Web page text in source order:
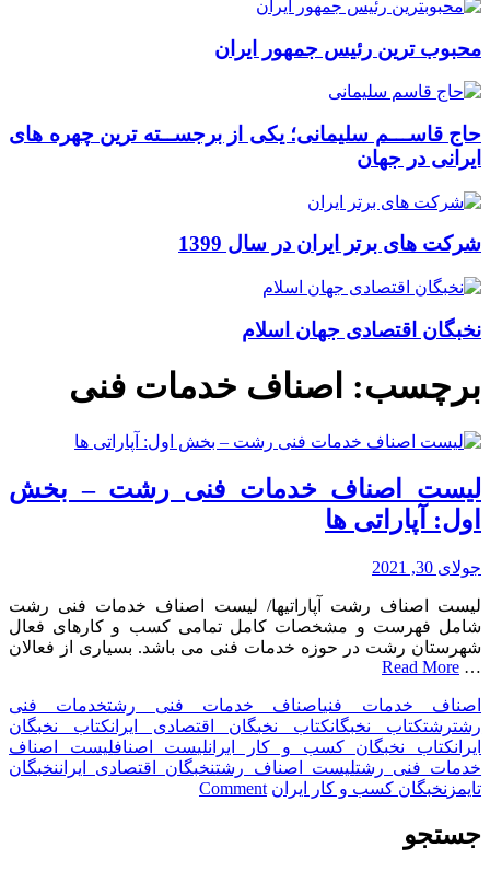
محبوب ترین رئیس جمهور ایران
حاج قاســـم سلیمانی؛ یکی از برجســته ترین چهره های
ایرانی در جهان
شرکت های برتر ایران در سال 1399
نخبگان اقتصادی جهان اسلام
برچسب: اصناف خدمات فنی
لیست اصناف خدمات فنی رشت – بخش
اول: آپاراتی ها
جولای 30, 2021
لیست اصناف رشت آپاراتیها/ لیست اصناف خدمات فنی رشت
شامل فهرست و مشخصات کامل تمامی کسب و کارهای فعال
شهرستان رشت در حوزه خدمات فنی می باشد. بسیاری از فعالان
…
Read More
اصناف خدمات فنیاصناف خدمات فنی رشتخدمات فنی
رشترشتکتاب نخبگانکتاب نخبگان اقتصادی ایرانکتاب نخبگان
ایرانکتاب نخبگان کسب و کار ایرانلیست اصنافلیست اصناف
خدمات فنی رشتلیست اصناف رشتنخبگان اقتصادی ایراننخبگان
تایمز نخبگان کسب و کار ایران Comment
on
جستجو